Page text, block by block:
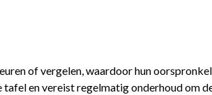
of vergelen, waardoor hun
en vereist regelmatig onderhoud om